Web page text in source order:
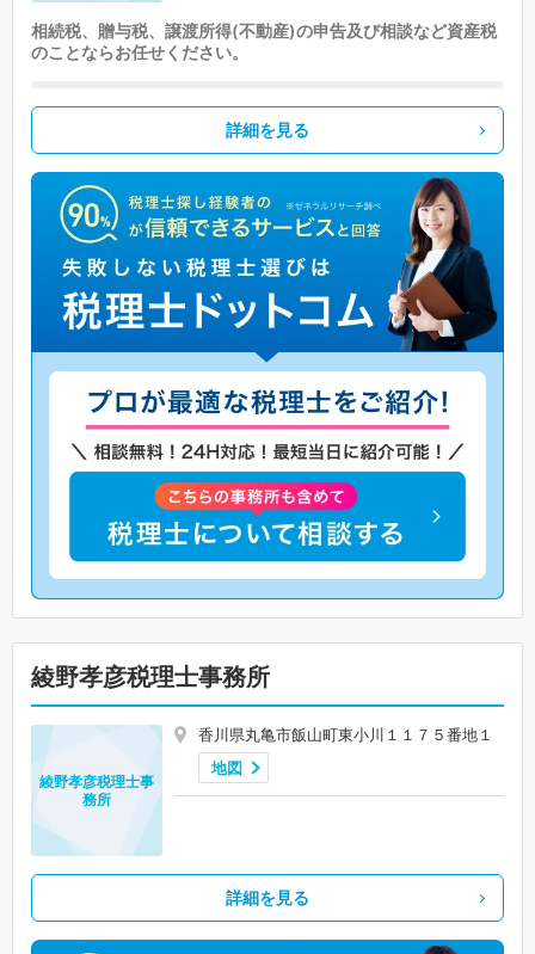
相続税、贈与税、譲渡所得(不動産)の申告及び相談など資産税
のことならお任せください。
詳細を見る
綾野孝彦税理士事務所
香川県丸亀市飯山町東小川１１７５番地１
地図
綾野孝彦税理士事
務所
詳細を見る